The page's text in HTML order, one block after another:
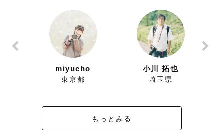
miyucho
東京都
小川 拓也
埼玉県
もっとみる